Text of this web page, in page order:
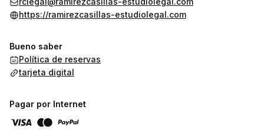
https://ramirezcasillas-estudiolegal.com
Bueno saber
Política de reservas
tarjeta digital
Pagar por Internet